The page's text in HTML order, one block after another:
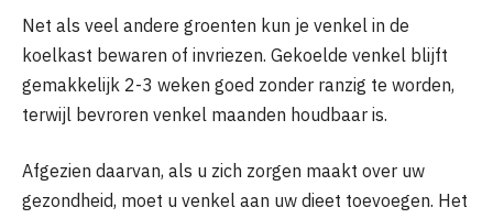
Net als veel andere groenten kun je venkel in de
koelkast bewaren of invriezen. Gekoelde venkel blijft
gemakkelijk 2-3 weken goed zonder ranzig te worden,
terwijl bevroren venkel maanden houdbaar is.
Afgezien daarvan, als u zich zorgen maakt over uw
gezondheid, moet u venkel aan uw dieet toevoegen. Het